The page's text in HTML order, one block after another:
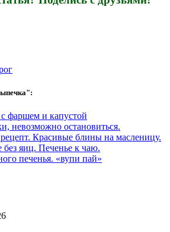
фаршем и капустой
невозможно остановиться.
Красивые блины на масленицу.
без яиц. Печенье к чаю.
печенья. «вупи пай»